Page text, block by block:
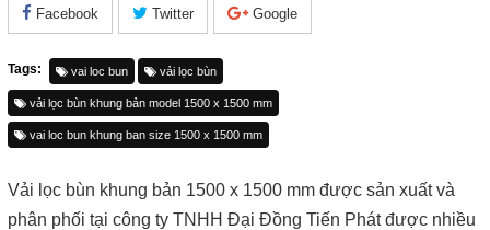
Facebook Twitter Google
Tags: vai loc bun vải lọc bùn
vải lọc bùn khung bản model 1500 x 1500 mm
vai loc bun khung ban size 1500 x 1500 mm
Vải lọc bùn khung bản 1500 x 1500 mm được sản xuất và
phân phối tại công ty TNHH Đại Đồng Tiến Phát được nhiều